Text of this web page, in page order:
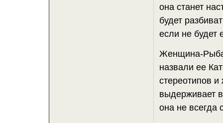
она станет
будет
если не будет
Женщина-Рыба
назвали ее
стереотипов
выдерживает
она не всегда